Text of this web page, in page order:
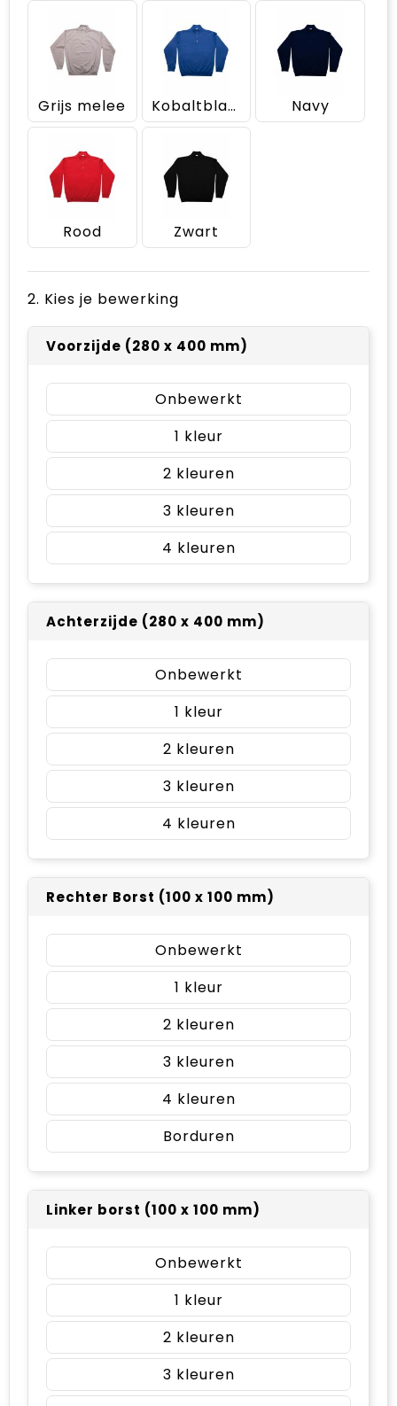
Grijs melee Kobaltblauw Navy
Rood Zwart
2. Kies je bewerking
Voorzijde (280 x 400 mm)
Onbewerkt
1
2
3
4
Achterzijde (280 x 400 mm)
Onbewerkt
1
2
3
4
Rechter Borst (100 x 100 mm)
Onbewerkt
1
2
3
4
Borduren
Linker borst (100 x 100 mm)
Onbewerkt
1
2
3